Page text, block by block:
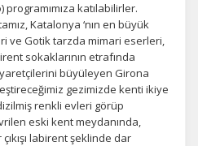
reklamlar göstermek için
görmeye devam
olabilirler.
katılabilirler.
Katalonya ‘nın en büyük
ve Gotik tarzda mimari eserleri,
sokaklarının etrafında
büyüleyen Girona
gezimizde kenti ikiye
renkli evleri görüp
eski kent meydanında,
labirent şeklinde dar